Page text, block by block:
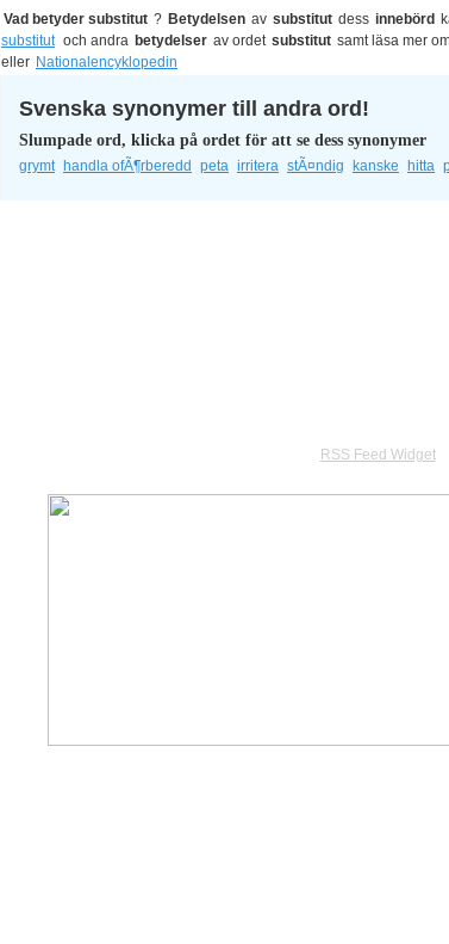
Vad betyder substitut ? Betydelsen av substitut dess innebörd
substitut och andra betydelser av ordet substitut samt läsa mer
eller Nationalencyklopedin
Svenska synonymer till andra ord!
Slumpade ord, klicka på ordet för att se dess synonymer
grymt handla ofÃ¶rberedd peta irritera stÃ¤ndig kanske hitta
RSS Feed Widget